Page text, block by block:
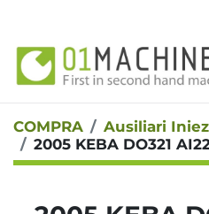
COMPRA Ausiliari
2005 KEBA DO321